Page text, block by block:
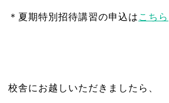
＊夏期特別招待講習の申込は こちら
校舎にお越しいただきましたら、